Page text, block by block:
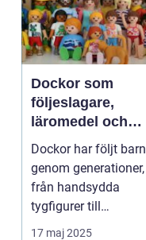
Dockor som
följeslagare,
läromedel och
minnen för livet
Dockor har följt barn
genom generationer,
från handsydda
tygfigurer till
verklighetstrogna
17 maj 2025